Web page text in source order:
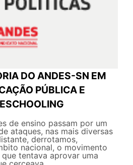
DO ANDES-SN EM
PÚBLICA E
de ensino passam por um
ataques, nas mais diversas
derrotamos,
nacional, o movimento
tentava aprovar uma